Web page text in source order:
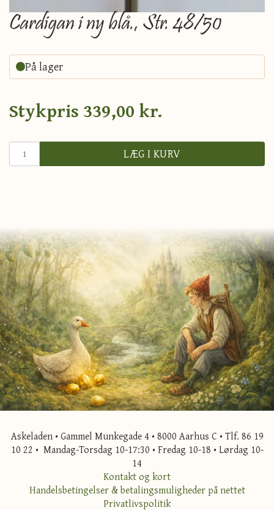
Cardigan i ny blå., Str. 48/50
På lager
Stykpris 339,00 kr.
LÆG I KURV
Askeladen • Gammel Munkegade 4 • 8000 Aarhus C • Tlf. 86 19
10 22 • Mandag-Torsdag 10-17:30 • Fredag 10-18 • Lørdag 10-
14
Kontakt og kort
Handelsbetingelser & betalingsmuligheder på nettet
Privatlivspolitik